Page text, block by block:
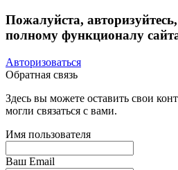
Пожалуйста,
полному функционалу
Авторизоваться
Обратная связь
Здесь вы можете оставить свои
могли связаться с вами.
Имя пользователя
Ваш Email